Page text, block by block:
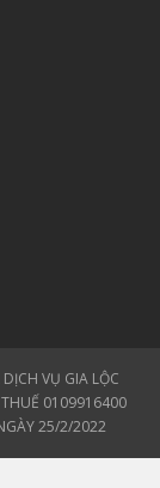
VỤ GIA LỘC
0109916400
25/2/2022